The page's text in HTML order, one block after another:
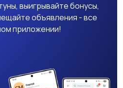
выигрывайте бонусы,
объявления - все
приложении!